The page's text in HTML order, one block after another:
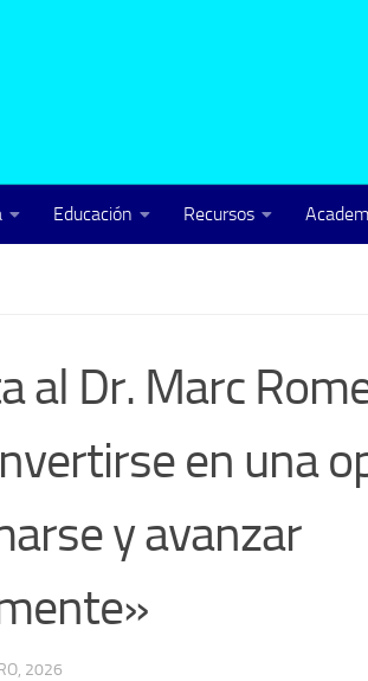
Educación Recursos
al Dr. Marc
en una
y avanzar
2026